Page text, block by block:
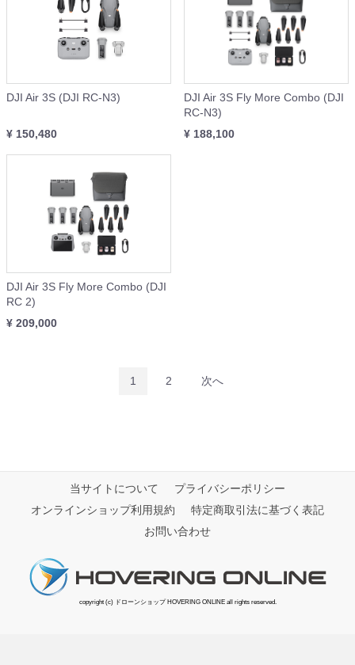
DJI Air 3S (DJI RC-N3)
¥ 150,480
DJI Air 3S Fly More Combo (DJI
RC-N3)
¥ 188,100
DJI Air 3S Fly More Combo (DJI
RC 2)
¥ 209,000
1 2 次へ
当サイトについて
プライバシーポリシー
オンラインショップ利用規約
特定商取引法に基づく表記
お問い合わせ
copyright (c) ドローンショップ HOVERING ONLINE all rights reserved.